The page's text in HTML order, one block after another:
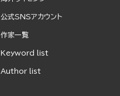
公式SNSアカウント
作家一覧
Keyword list
Author list